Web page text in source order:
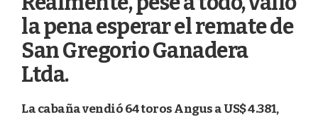
la pena esperar el remate de
San Gregorio Ganadera
Ltda.
La cabaña vendió 64 toros Angus a US$ 4.381,